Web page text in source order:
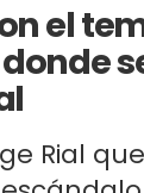
el
Rial